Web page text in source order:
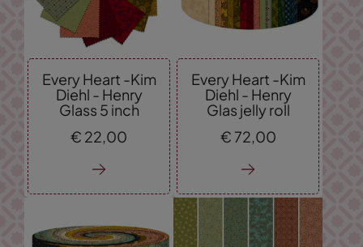
Every Heart -Kim
Diehl - Henry
Glass 5 inch
€ 22,00
Every Heart -Kim
Diehl - Henry
Glas jelly roll
€ 72,00